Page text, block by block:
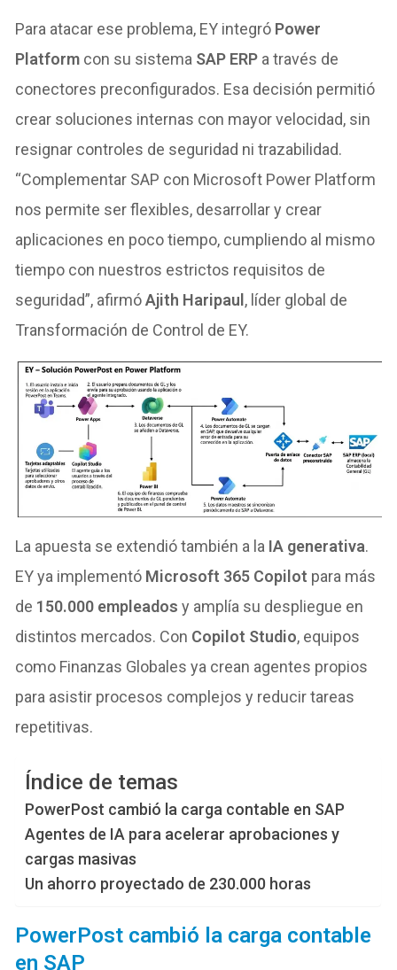
Para atacar ese problema, EY integró Power
Platform con su sistema SAP ERP a través de
conectores preconfigurados. Esa decisión permitió
crear soluciones internas con mayor velocidad, sin
resignar controles de seguridad ni trazabilidad.
“Complementar SAP con Microsoft Power Platform
nos permite ser flexibles, desarrollar y crear
aplicaciones en poco tiempo, cumpliendo al mismo
tiempo con nuestros estrictos requisitos de
seguridad”, afirmóAjith Haripaul , líder global de
Transformación de Control de EY.
La apuesta se extendió también a la IA generativa.
EY ya implementó Microsoft 365 Copilot para más
de 150.000 empleados y amplía su despliegue en
distintos mercados. Con Copilot Studio, equipos
como Finanzas Globales ya crean agentes propios
para asistir procesos complejos y reducir tareas
repetitivas.
Índice de temas
PowerPost cambió la carga contable en SAP
Agentes de IA para acelerar aprobaciones y
cargas masivas
Un ahorro proyectado de 230.000 horas
PowerPost cambió la carga contable
en SAP